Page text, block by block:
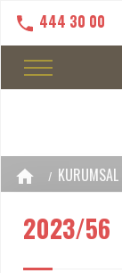
444 30 00
KURUMSAL
2023/56